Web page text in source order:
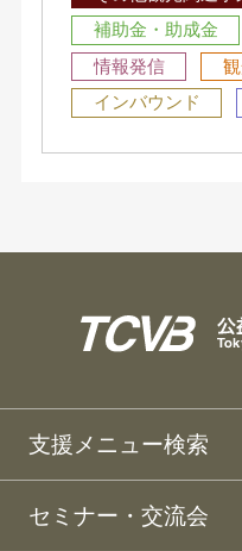
補助金・助成金
情報発信
インバウンド
支援メニュー検索
セミナー・交流会